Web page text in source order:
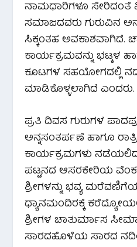
ನಾಮಧಾರಿಗಳೂ ಸೇರಿದಂತೆ
ಸಮಾಜದವರು ಗುರುವಿನ
ಸಿಕ್ಕಂತಹ ಅವಕಾಶವಾಗಿದೆ.
ಕಾರ್ಯಕ್ರಮವನ್ನು ಭಟ್ಕಳ
ಕೂಟಗಳ ಸಹಯೋಗದಲ್ಲಿ
ಮಾಡಿಕೊಳ್ಳಲಾಗಿದೆ ಎಂದರು.
ಪ್ರತಿ ದಿವಸ ಗುರುಗಳ
ಅನ್ನಸಂತರ್ಪಣೆ ಹಾಗೂ
ಕಾರ್ಯಕ್ರಮಗಳು
ಪಟ್ಟನದ ಆಸರಕೇರಿಯ
ಶ್ರೀಗಳನ್ನು ಭವ್ಯ
ಧ್ಯಾನಮಂದಿರಕ್ಕೆ
ಶ್ರೀಗಳ ಚಾತುರ್ಮಾಸ
ಸಾರದಹೊಳೆಯ ಸಾರದ